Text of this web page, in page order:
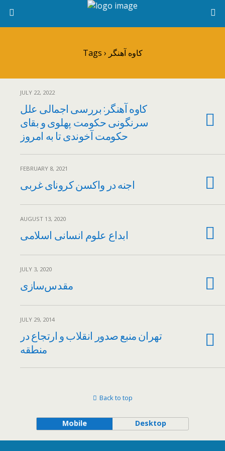
Tags › کاوه آهنگر
JULY 22, 2022
کاوه آهنگر: بررسی اجمالی علل
سرنگونی حکومت پهلوی و بقای
حکومت آخوندی تا به امروز
FEBRUARY 8, 2021
اجنه در واکسن کرونای غربی
AUGUST 13, 2020
ابداع علوم انسانی اسلامی
JULY 3, 2020
مقدس‌سازی
JULY 29, 2014
تهران منبع صدور انقلاب و ارتجاع در
منطقه
Back to top
Mobile Desktop